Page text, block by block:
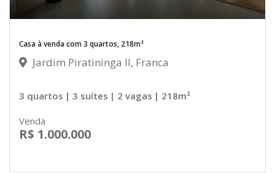
Casa à venda com 3 quartos, 218m²
Jardim Piratininga II, Franca
3 quartos | 3 suítes | 2 vagas | 218m²
Venda
R$ 1.000.000